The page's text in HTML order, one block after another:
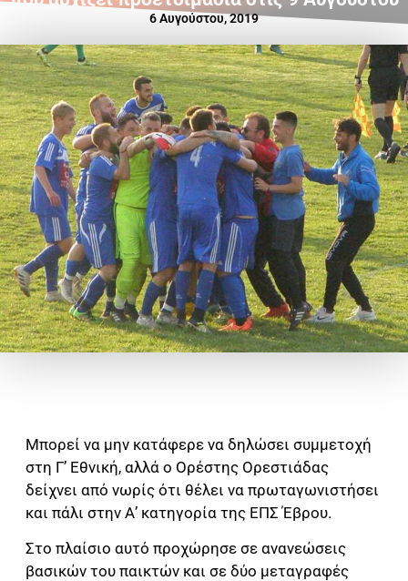
6 Αυγούστου, 2019
Μπορεί να μην κατάφερε να δηλώσει συμμετοχή
στη Γ’ Εθνική, αλλά ο Ορέστης Ορεστιάδας
δείχνει από νωρίς ότι θέλει να πρωταγωνιστήσει
και πάλι στην Α’ κατηγορία της ΕΠΣ Έβρου.
Στο πλαίσιο αυτό προχώρησε σε ανανεώσεις
βασικών του παικτών και σε δύο μεταγραφές